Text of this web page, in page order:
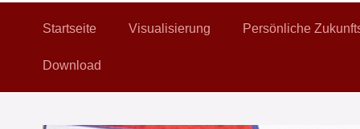
Startseite Visualisierung Persönliche
Download